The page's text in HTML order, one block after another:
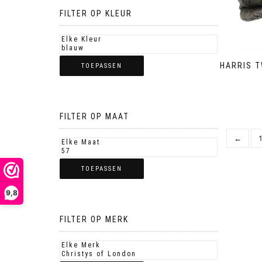
9,8
HARRIS
← 1
FILTER OP KLEUR
TOEPASSEN
FILTER OP MAAT
TOEPASSEN
FILTER OP MERK